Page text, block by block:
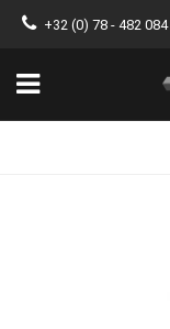
+32 (0) 78 - 482 084